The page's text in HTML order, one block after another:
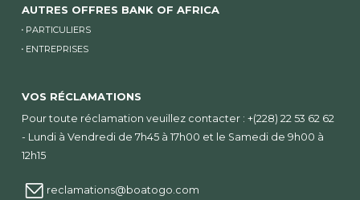
AUTRES OFFRES BANK OF AFRICA
PARTICULIERS
ENTREPRISES
VOS RÉCLAMATIONS
Pour toute réclamation veuillez contacter : +(228) 22 53 62 62
- Lundi à Vendredi de 7h45 à 17h00 et le Samedi de 9h00 à
12h15
reclamations@boatogo.com